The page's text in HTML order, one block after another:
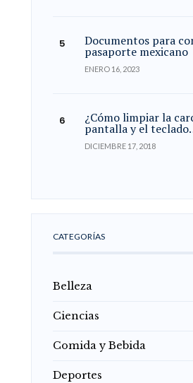
Documentos para
pasaporte mexicano
ENERO 16, 2023
¿Cómo limpiar la
pantalla y el
DICIEMBRE 17, 2018
CATEGORÍAS
Belleza
Ciencias
Comida y Bebida
Deportes